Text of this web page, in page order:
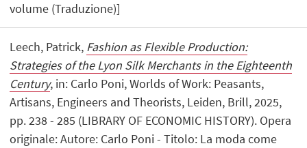
volume (Traduzione)]
Leech, Patrick, Fashion as Flexible Production:
Strategies of the Lyon Silk Merchants in the Eighteenth
Century, in: Carlo Poni, Worlds of Work: Peasants,
Artisans, Engineers and Theorists, Leiden, Brill, 2025,
pp. 238 - 285 (LIBRARY OF ECONOMIC HISTORY). Opera
originale: Autore: Carlo Poni - Titolo: La moda come